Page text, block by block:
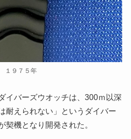
１９７５年
イバーズウオッチは、300ｍ以深
耐えられない」というダイバー
契機となり開発された。